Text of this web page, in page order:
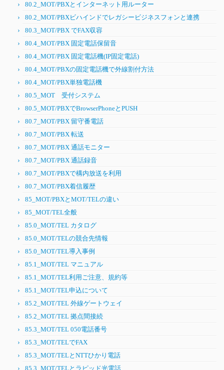
80.2_MOT/PBXとインターネット用ルーター
80.2_MOT/PBXビハインドでレガシービジネスフォンと連携
80.3_MOT/PBX でFAX収容
80.4_MOT/PBX 固定電話保留音
80.4_MOT/PBX 固定電話機(IP固定電話)
80.4_MOT/PBXの固定電話機で外線割付方法
80.4_MOT/PBX単独電話機
80.5_MOT 受付システム
80.5_MOT/PBXでBrowserPhoneとPUSH
80.7_MOT/PBX 留守番電話
80.7_MOT/PBX 転送
80.7_MOT/PBX 通話モニター
80.7_MOT/PBX 通話録音
80.7_MOT/PBXで構内放送を利用
80.7_MOT/PBX着信履歴
85_MOT/PBXとMOT/TELの違い
85_MOT/TEL全般
85.0_MOT/TEL カタログ
85.0_MOT/TELの競合先情報
85.0_MOT/TEL導入事例
85.1_MOT/TEL マニュアル
85.1_MOT/TEL利用ご注意、規約等
85.1_MOT/TEL申込について
85.2_MOT/TEL 外線ゲートウェイ
85.2_MOT/TEL 拠点間接続
85.3_MOT/TEL 050電話番号
85.3_MOT/TELでFAX
85.3_MOT/TELとNTTひかり電話
85.3_MOT/TELとラピッド光電話